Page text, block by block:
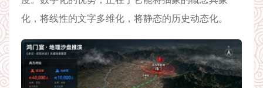
化，将线性的文字多维化，将静态的历史动态化。